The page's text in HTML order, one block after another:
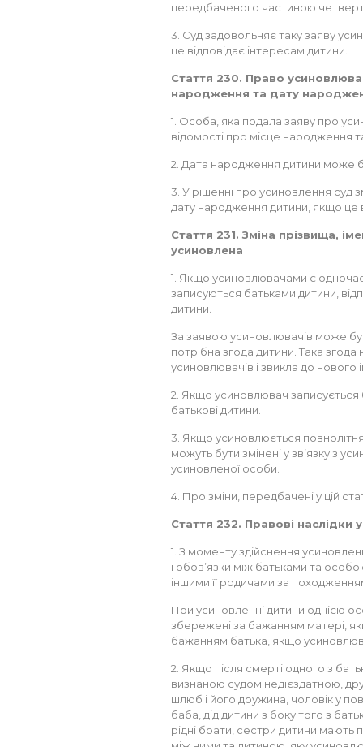
передбаченого частиною
3. Суд задовольняє таку заяву
це відповідає інтересам дитини.
Стаття 230. Право
народження та дату
1. Особа, яка подала заяву про
відомості про місце народження
2. Дата народження дитини може
3. У рішенні про усиновлення суд
дату народження дитини, якщо це
Стаття 231. Зміна прізвища,
усиновлена
1. Якщо усиновлювачами є
записуються батьками дитини,
дитини.
За заявою усиновлювачів може
потрібна згода дитини. Така
усиновлювачів і звикла до нового
2. Якщо усиновлювач записується
батькові дитини.
3. Якщо усиновлюється повнолітня
можуть бути змінені у зв’язку з
усиновленої особи.
4. Про зміни, передбачені у цій
Стаття 232. Правові наслідки
1. З моменту здійснення
і обов’язки між батьками та
іншими її родичами за
При усиновленні дитини однією
збережені за бажанням матері,
бажанням батька, якщо
2. Якщо після смерті одного з
визнаною судом недієздатною,
шлюб і його дружина, чоловік у
баба, дід дитини з боку того з
рідні брати, сестри дитини